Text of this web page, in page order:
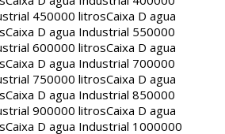
450000 litrosCaixa D agua
Caixa D agua Industrial 550000
600000 litrosCaixa D agua
Caixa D agua Industrial 700000
750000 litrosCaixa D agua
Caixa D agua Industrial 850000
900000 litrosCaixa D agua
Caixa D agua Industrial 1000000